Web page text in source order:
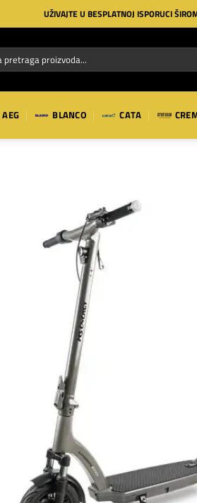
UŽIVAJTE U BESPLATNOJ ISPORUCI
AEG BLANCO CATA